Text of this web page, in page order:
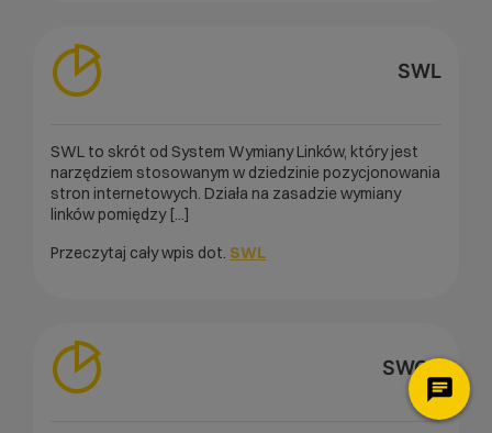
SWL
SWL to skrót od System Wymiany Linków, który jest
narzędziem stosowanym w dziedzinie pozycjonowania
stron internetowych. Działa na zasadzie wymiany
linków pomiędzy [...]
Przeczytaj cały wpis dot. SWL
SWOT